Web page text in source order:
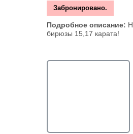
Забронировано.
Подробное описание:
бирюзы 15,17 карата!